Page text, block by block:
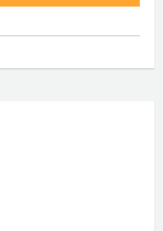
生命保険(3)